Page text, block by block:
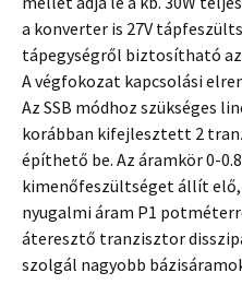
a konverter is 27V
tápegységről biztosítható
A végfokozat kapcsolási
Az SSB módhoz szükséges
korábban kifejlesztett 2
építhető be. Az áramkör 0-
kimenőfeszültséget állít elő,
nyugalmi áram P1
áteresztő tranzisztor
szolgál nagyobb